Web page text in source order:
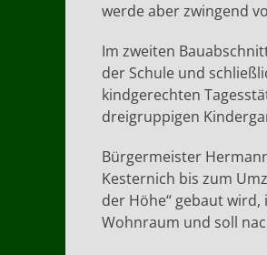
werde aber zwingend
Im zweiten
der Schule und
kindgerechten
dreigruppigen
Bürgermeister
Kesternich bis zum
der Höhe“ gebaut
Wohnraum und soll